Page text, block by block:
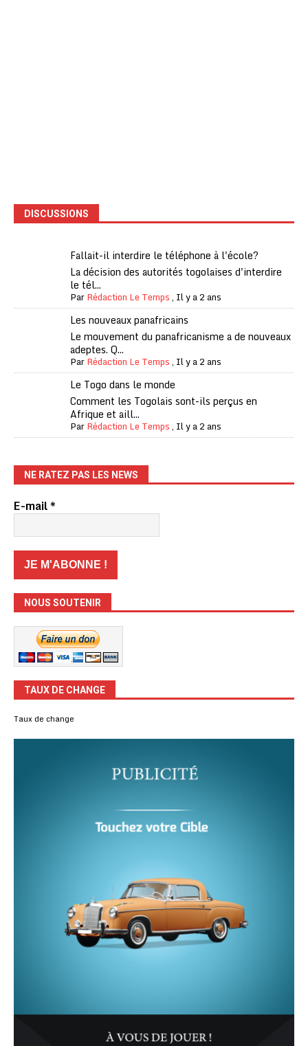
DISCUSSIONS
Fallait-il interdire le téléphone à l'école?
La décision des autorités togolaises d'interdire
le tél...
ParRédaction Le Temps, Il y a 2 ans
Les nouveaux panafricains
Le mouvement du panafricanisme a de nouveaux
adeptes. Q...
ParRédaction Le Temps, Il y a 2 ans
Le Togo dans le monde
Comment les Togolais sont-ils perçus en
Afrique et aill...
ParRédaction Le Temps, Il y a 2 ans
NE RATEZ PAS LES NEWS
E-mail*
NOUS SOUTENIR
TAUX DE CHANGE
Taux de change